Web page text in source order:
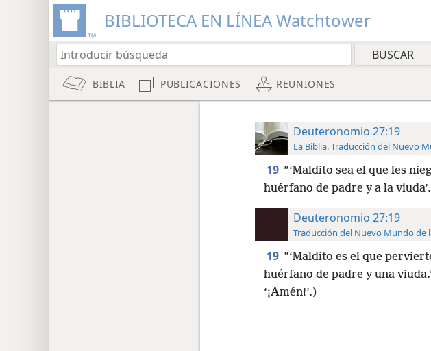
BIBLIOTECA EN LÍNEA Watchtower
BIBLIA PUBLICACIONES REUNIONES
Deuteronomio 27:19
La Biblia. Traducción del Nuevo
19 ”‘Maldito sea el que les
huérfano de padre y a la viuda’.
Deuteronomio 27:19
Traducción del Nuevo Mundo de
19 ”‘Maldito es el que
huérfano de padre y una
‘¡Amén!’.)